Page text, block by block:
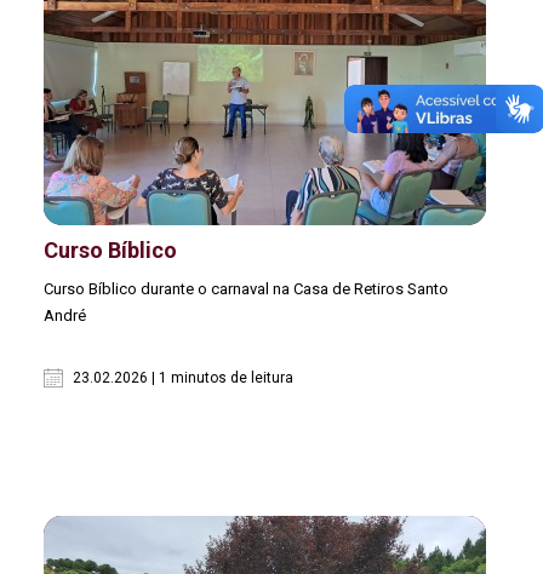
Curso Bíblico
Curso Bíblico durante o carnaval na Casa de Retiros Santo
André
23.02.2026 | 1 minutos de leitura